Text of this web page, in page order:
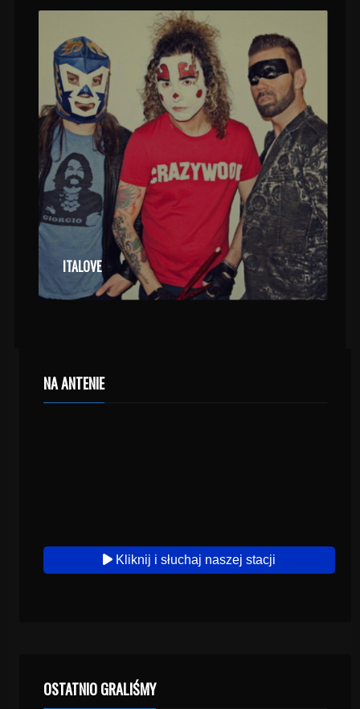
ITALOVE
NA ANTENIE
Kliknij i słuchaj naszej stacji
OSTATNIO GRALIŚMY